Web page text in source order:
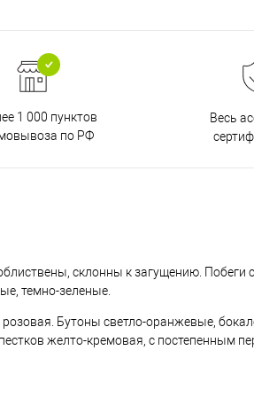
1 000 пунктов
по РФ
Весь
склонны к загущению. Побеги
темно-зеленые.
розовая. Бутоны светло-оранжевые,
желто-кремовая, с постепенным